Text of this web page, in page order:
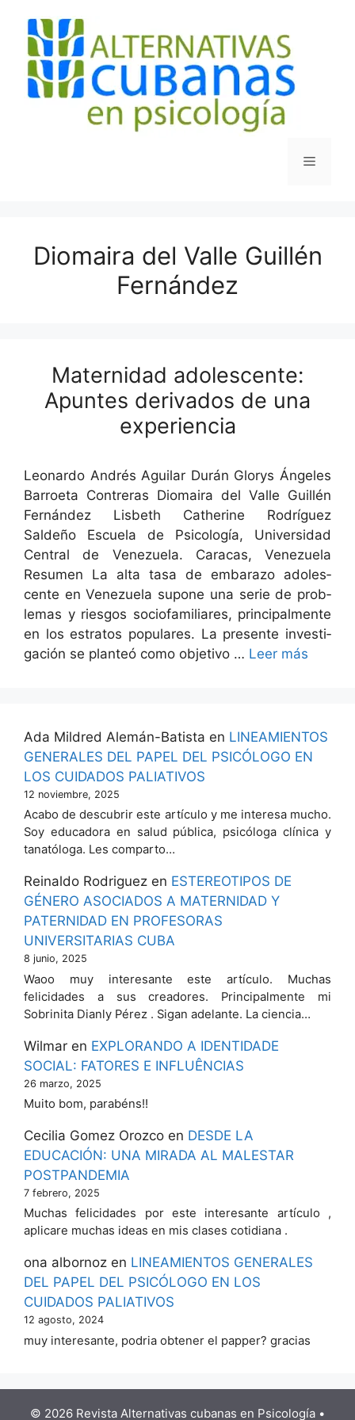
contenido
Menú
Diomaira del Valle Guillén
Fernández
Maternidad adolescente:
Apuntes derivados de una
experiencia
Leonar­do Andrés Aguilar Durán Glo­rys Ánge­les
Bar­roeta Con­tr­eras Diomaira del Valle Guil­lén
Fer­nán­dez Lis­beth Cather­ine Rodríguez
Saldeño Escuela de Psi­cología, Uni­ver­si­dad
Cen­tral de Venezuela. Cara­cas, Venezuela
Resumen La alta tasa de embara­zo ado­les­
cente en Venezuela supone una serie de prob­
le­mas y ries­gos socio­fa­mil­iares, prin­ci­pal­mente
en los estratos pop­u­lares. La pre­sente inves­ti­
gación se planteó como obje­ti­vo … Leer más
Ada Mildred Alemán-Batista en LINEAMIENTOS
GENERALES DEL PAPEL DEL PSICÓLOGO EN
LOS CUIDADOS PALIATIVOS
12 noviembre, 2025
Acabo de descubrir este artículo y me interesa mucho.
Soy educadora en salud pública, psicóloga clínica y
tanatóloga. Les comparto…
Reinaldo Rodriguez en ESTEREOTIPOS DE
GÉNERO ASOCIADOS A MATERNIDAD Y
PATERNIDAD EN PROFESORAS
UNIVERSITARIAS CUBA
8 junio, 2025
Waoo muy interesante este artículo. Muchas
felicidades a sus creadores. Principalmente mi
Sobrinita Dianly Pérez . Sigan adelante. La ciencia…
Wilmar en EXPLORANDO A IDENTIDADE
SOCIAL: FATORES E INFLUÊNCIAS
26 marzo, 2025
Muito bom, parabéns!!
Cecilia Gomez Orozco en DESDE LA
EDUCACIÓN: UNA MIRADA AL MALESTAR
POSTPANDEMIA
7 febrero, 2025
Muchas felicidades por este interesante artículo ,
aplicare muchas ideas en mis clases cotidiana .
ona albornoz en LINEAMIENTOS GENERALES
DEL PAPEL DEL PSICÓLOGO EN LOS
CUIDADOS PALIATIVOS
12 agosto, 2024
muy interesante, podria obtener el papper? gracias
© 2026 Revista Alternativas cubanas en Psicología •